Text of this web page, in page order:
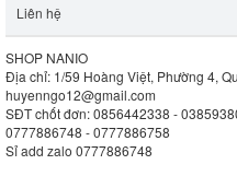
Liên hệ
SHOP NANIO
Địa chỉ: 1/59 Hoàng Việt, Phường 4,
huyenngo12@gmail.com
SĐT chốt đơn: 0856442338 -
0777886748 - 0777886758
Sỉ add zalo 0777886748